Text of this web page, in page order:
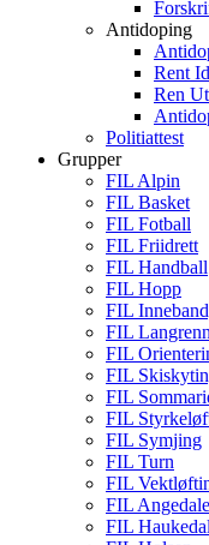
Antidoping
Rent
Ren
Politiattest
Grupper
FIL Alpin
FIL Basket
FIL Fotball
FIL Friidrett
FIL Handball
FIL Hopp
FIL
FIL Langrenn
FIL
FIL
FIL
FIL
FIL Symjing
FIL Turn
FIL
FIL
FIL